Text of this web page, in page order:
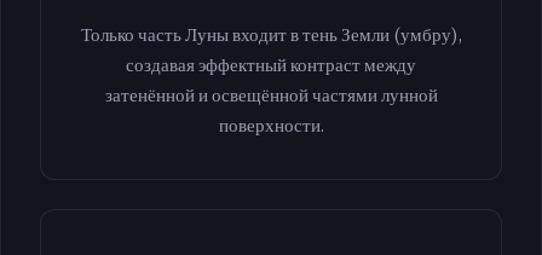
Только часть Луны входит в тень Земли (умбру),
создавая эффектный контраст между
затенённой и освещённой частями лунной
поверхности.